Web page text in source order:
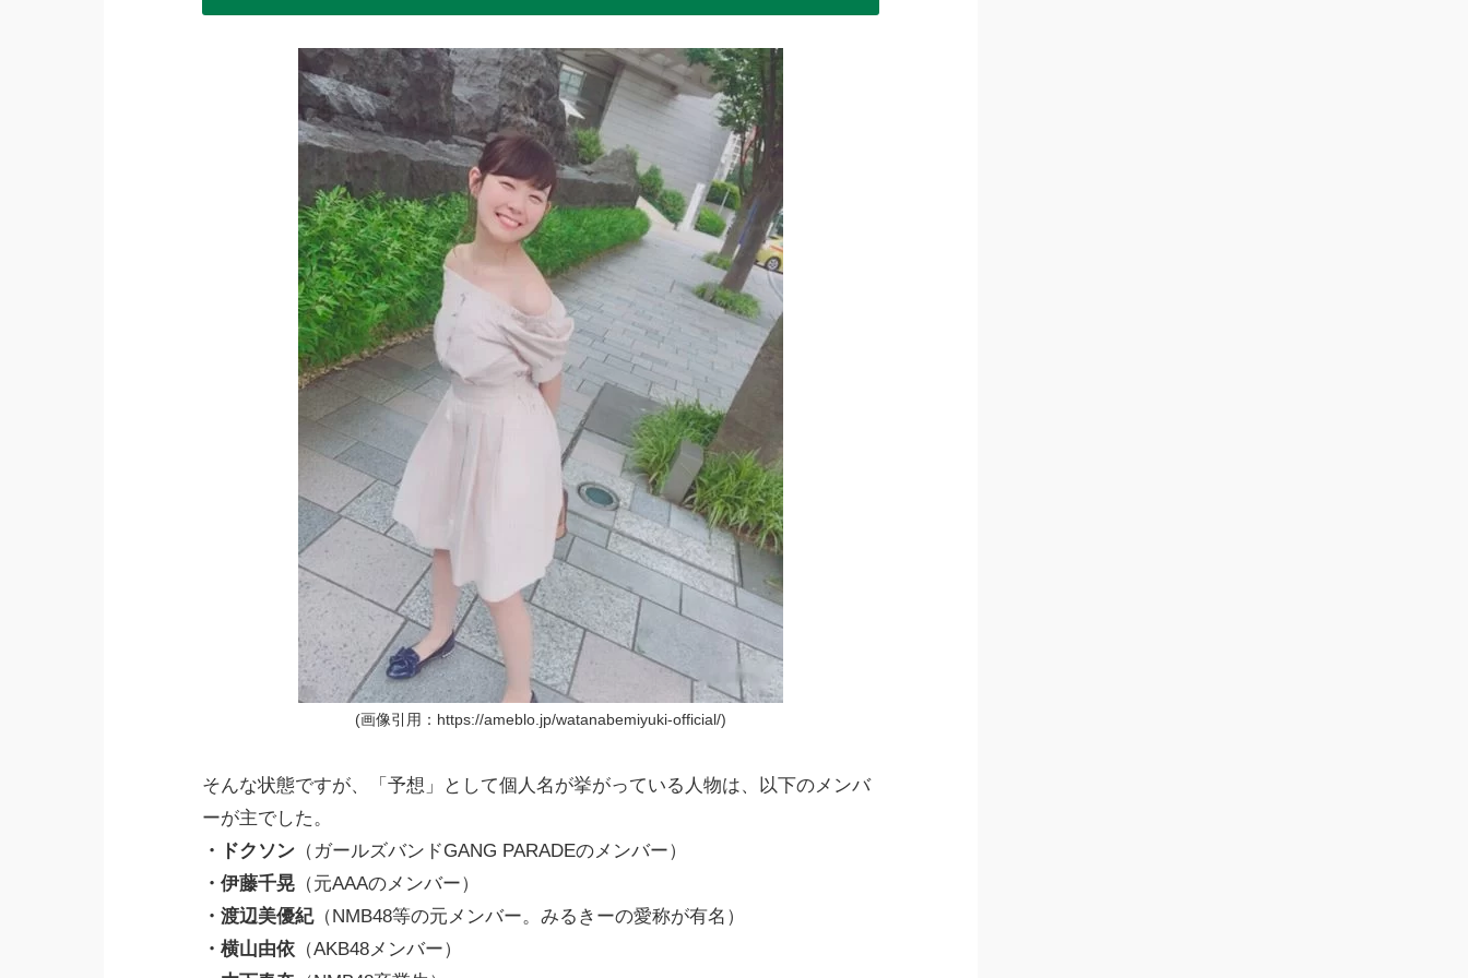
(画像引用：https://ameblo.jp/watanabemiyuki-official/)
そんな状態ですが、「予想」として個人名が挙がっている人物は、以下のメンバ
ーが主でした。
・ドクソン（ガールズバンドGANG PARADEのメンバー）
・伊藤千晃（元AAAのメンバー）
・渡辺美優紀（NMB48等の元メンバー。みるきーの愛称が有名）
・横山由依（AKB48メンバー）